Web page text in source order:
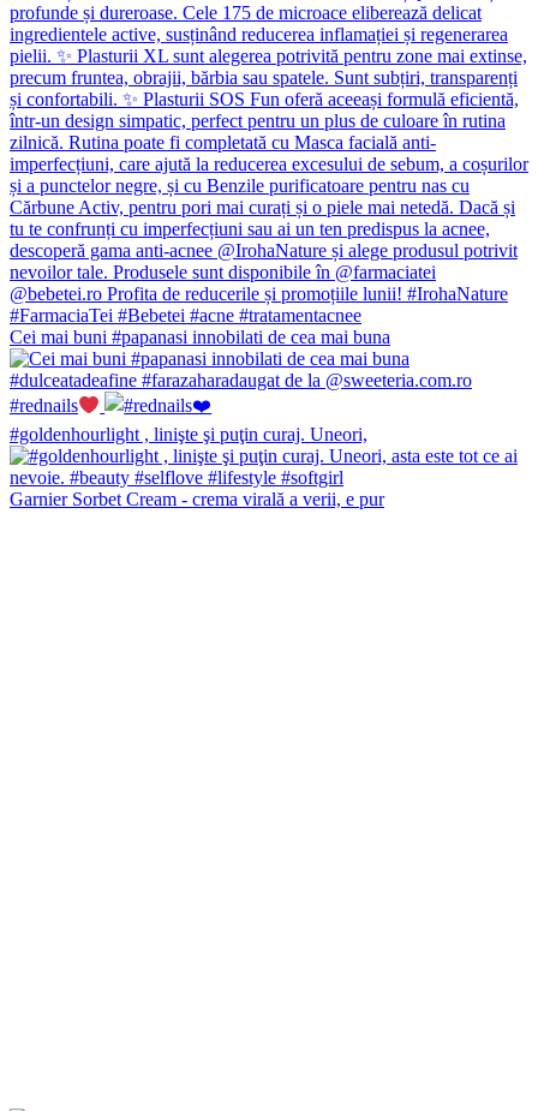
Cei mai buni #papanasi innobilati de cea mai buna
#rednails
#goldenhourlight , linişte şi puţin curaj. Uneori,
Garnier Sorbet Cream - crema virală a verii, e pur